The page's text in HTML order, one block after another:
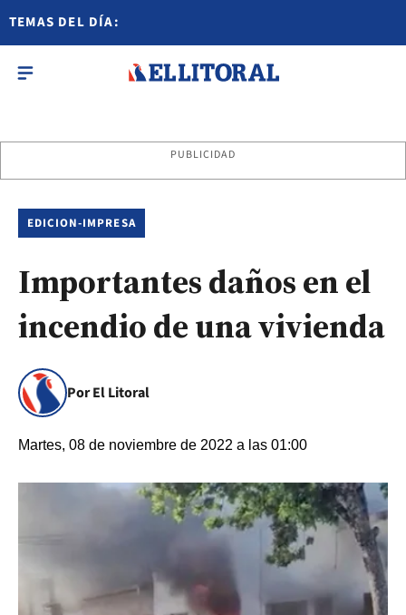
TEMAS DEL DÍA:
PUBLICIDAD
EDICION-IMPRESA
Importantes daños en el
incendio de una vivienda
Por El Litoral
Martes, 08 de noviembre de 2022 a las 01:00